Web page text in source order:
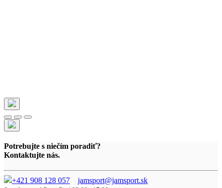
Potrebujte s niečím poradiť?
Kontaktujte nás.
+421 908 128 057 jamsport@jamsport.sk